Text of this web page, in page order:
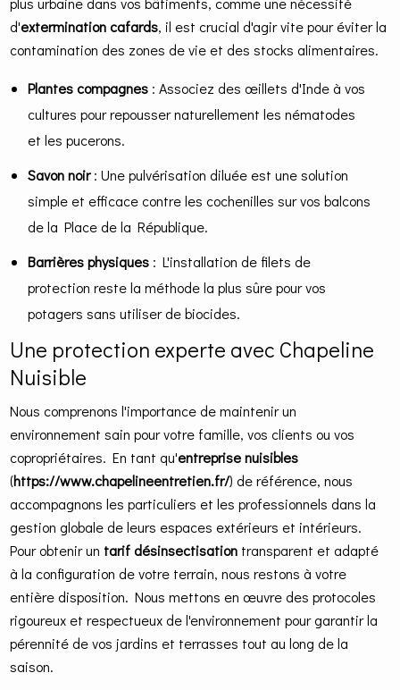
d'extermination cafards, il est crucial d'agir vite pour éviter la
contamination des zones de vie et des stocks alimentaires.
Plantes compagnes : Associez des œillets d'Inde à vos
cultures pour repousser naturellement les nématodes
et les pucerons.
Savon noir: Une pulvérisation diluée est une solution
simple et efficace contre les cochenilles sur vos balcons
de la Place de la République.
Barrières physiques : L'installation de filets de
protection reste la méthode la plus sûre pour vos
potagers sans utiliser de biocides.
Une protection experte avec Chapeline
Nuisible
Nous comprenons l'importance de maintenir un
environnement sain pour votre famille, vos clients ou vos
copropriétaires. En tant qu'entreprise nuisibles
(https://www.chapelineentretien.fr/) de référence, nous
accompagnons les particuliers et les professionnels dans la
gestion globale de leurs espaces extérieurs et intérieurs.
Pour obtenir un tarif désinsectisation transparent et adapté
à la configuration de votre terrain, nous restons à votre
entière disposition. Nous mettons en œuvre des protocoles
rigoureux et respectueux de l'environnement pour garantir la
pérennité de vos jardins et terrasses tout au long de la
saison.